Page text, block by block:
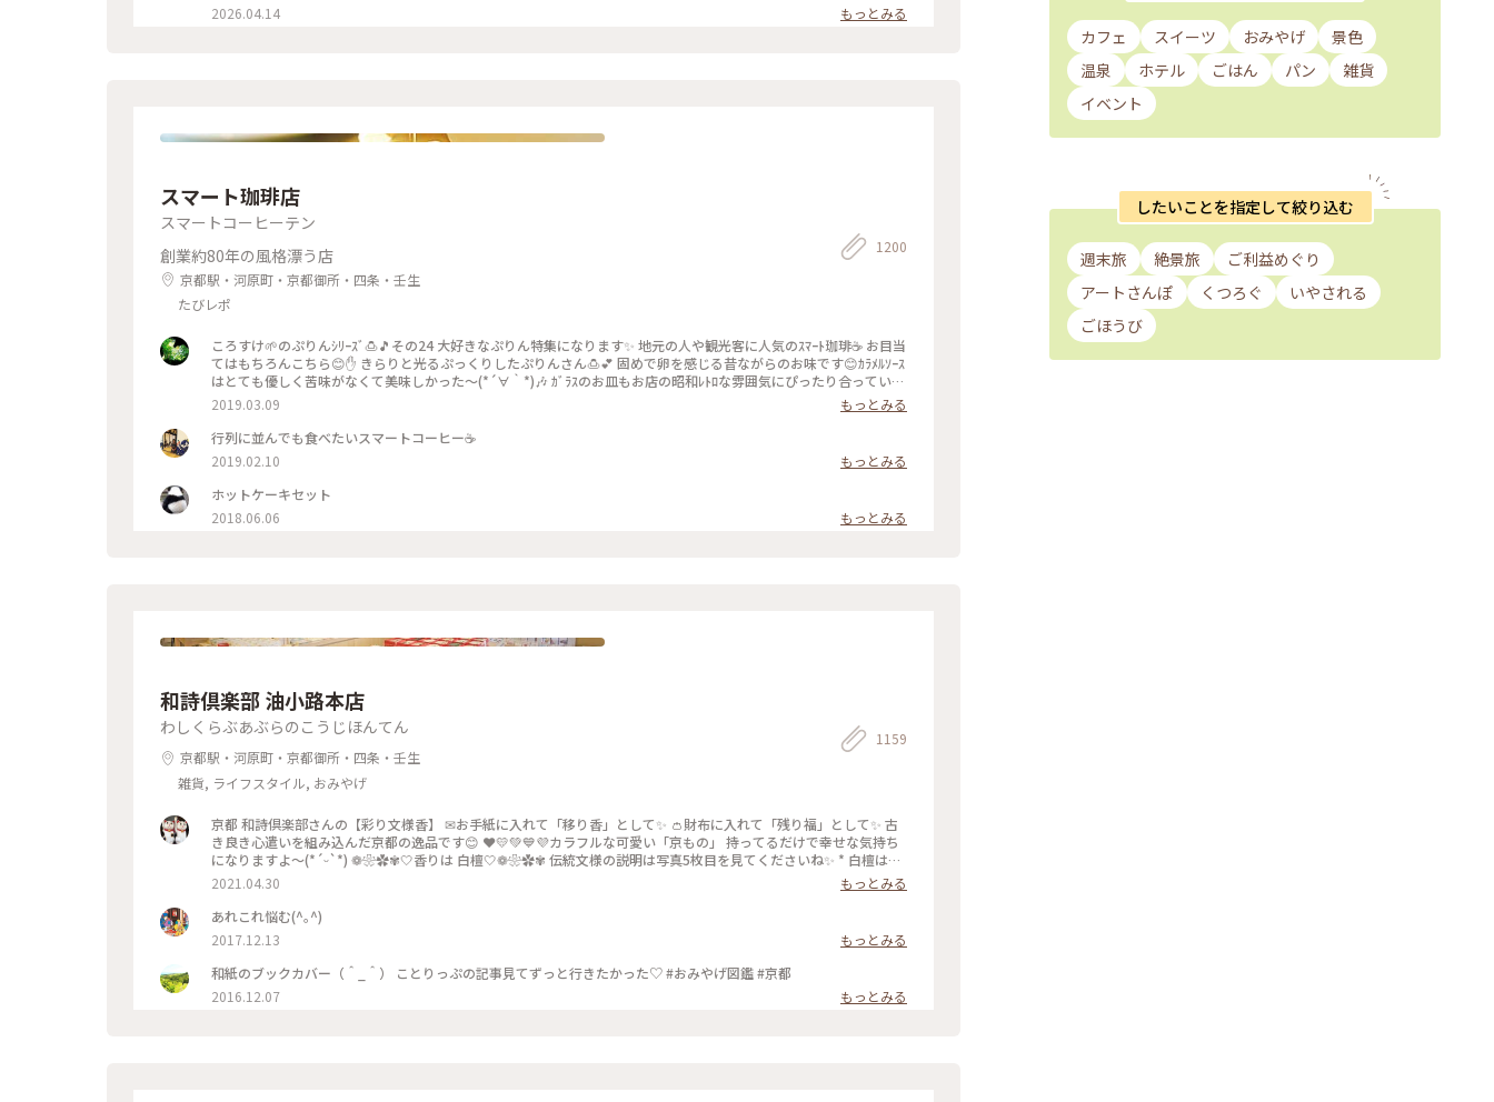
2026.04.14 もっとみる
スマート珈琲店
スマートコーヒーテン
創業約80年の風格漂う店
京都駅・河原町・京都御所・四条・壬生
たびレポ
1200
ころすけ🌱のぷりんｼﾘｰｽﾞ🍮🎵その24 大好きなぷりん特集になります✨ 地元の人や観光客に人気のｽﾏｰﾄ珈琲☕️ お目当
てはもちろんこちら😊✋ きらりと光るぷっくりしたぷりんさん🍮💕 固めで卵を感じる昔ながらのお味です😊ｶﾗﾒﾙｿｰｽ
はとても優しく苦味がなくて美味しかった～(*´∀｀*)🎶 ｶﾞﾗｽのお皿もお店の昭和ﾚﾄﾛな雰囲気にぴったり合っていま
した💓たまごｻﾝﾄﾞもﾎｯﾄｹｰｷも美味しくて京都に来たらおすすめな喫茶店です🍴 #スマート珈琲 #ぷりん #プリン #昔
ながら #光る #レトロ #昭和レトロ #喫茶店 #お目当て #自家製 #京都 #ぷりんシリーズ
2019.03.09
もっとみる
行列に並んでも食べたいスマートコーヒー☕️
2019.02.10
もっとみる
ホットケーキセット
2018.06.06
もっとみる
和詩倶楽部 油小路本店
わしくらぶあぶらのこうじほんてん
京都駅・河原町・京都御所・四条・壬生
雑貨, ライフスタイル, おみやげ
1159
京都 和詩倶楽部さんの【彩り文様香】 ✉お手紙に入れて「移り香」として✨ 👛財布に入れて「残り福」として✨ 古
き良き心遣いを組み込んだ京都の逸品です😊 ❤️💛💚💙💜カラフルな可愛い「京もの」 持ってるだけで幸せな気持ち
になりますよ〜(*´ᵕ`*) ❁❀✿✾🤍香りは 白檀🤍❁❀✿✾ 伝統文様の説明は写真5枚目を見てくださいね✨ * 白檀はふ
くよかで優美さを兼ね備え 高貴な心打つ香りがします(*´˘`*)♡♡♡ 大好きな香りです(｡･ω･｡)❁。🌼.*･ﾟ .ﾟ･*. * 古
代より人の心を捉え 和らげてきた香り。 お寺にいるような落ち着いた気持ちになります😌 * 今日で4月も最終日。
過ぎ行く春を名残惜しみ 桜のお香をたきました･:*:･(*´ｴ｀*)･:*:･ 🌸桜だけど 白檀の香りです😆 🐱にゃんこのお香立
てを見せたかったの〜😜 * 我慢がまんの連休ですが お家時間も楽しく豊かに過ごしましょ💕 ～
🎼.•*¨*•.¸¸♬🎶•*¨*•.¸¸♬•*¨*•.¸¸♪😀❤🌷🐇🦋 先月 仙台三越の京都展で買いました。 懐紙を利用した お箸袋の折
り方なども教えていただきました〜😍 Webショップでも買えますよ〜✨ エリアは妄想ことりっぷで*⋆✈京都にお邪
魔しま〜す😊 ⤵︎ ︎下のスポットから ことりっぷさんの記事がご覧になれますよ😊 * #花を愉しむ #ことりっぷ京都 #京
都 #和紙 #彩り文様香 #包み香 #和詩倶楽部 #わしくらぶ #お土産 #おみやげ #おみやげ図鑑 #お香 #白檀 #和紙 #こも
2021.04.30
もっとみる
あれこれ悩む(^｡^)
2017.12.13
もっとみる
和紙のブックカバー（＾_＾） ことりっぷの記事見てずっと行きたかった♡ #おみやげ図鑑 #京都
2016.12.07
もっとみる
カフェ スイーツ おみやげ
景色
温泉
ホテル ごはん パン
雑貨
イベント
したいことを指定して絞り込む
週末旅 絶景旅
ご利益めぐり
アートさんぽ
くつろぐ
いやされる
ごほうび